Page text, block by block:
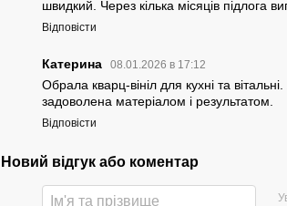
швидкий. Через кілька місяців підлога
Відповісти
Катерина 08.01.2026 в 17:12
Обрала кварц-вініл для кухні та
задоволена матеріалом і результатом.
Відповісти
Новий відгук або коментар